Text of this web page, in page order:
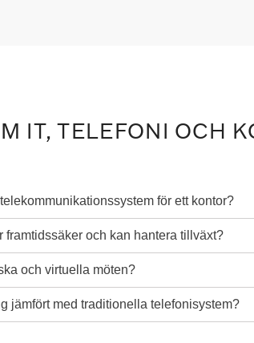
IT, TELEFONI OCH
för ett kontor?
framtidssäker och kan hantera tillväxt?
och virtuella möten?
jämfört med traditionella telefonisystem?